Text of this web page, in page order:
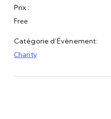
Prix :
Free
Catégorie d’Évènement:
Charity